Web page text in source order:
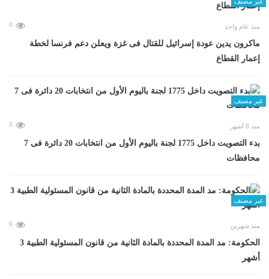
منذ عام واحد 0
ماكرون يدين عودة إسرائيل للقتال فى غزة ويعلن دعم فرنسا لخطة
إعمار القطاع
غير مصنف
منذ 8 أشهر 0
بدء التصويت داخل 1775 لجنة باليوم الأول من انتخابات 20 دائرة فى 7
محافظات
غير مصنف
منذ شهرين 0
الحكومة: مد المدة المحددة بالمادة الثانية من قانون المسئولية الطبية 3
أشهر